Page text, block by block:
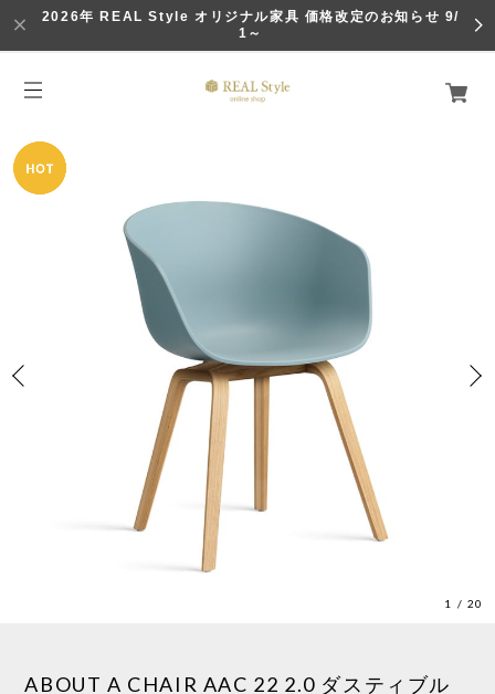
2026年 REAL Style オリジナル家具 価格改定のお知らせ 9/
1～
1 / 20
ABOUT A CHAIR AAC 22 2.0 ダスティブル